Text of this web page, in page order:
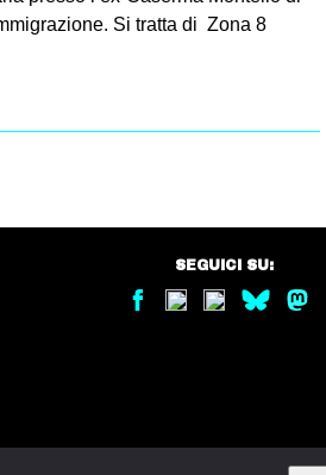
Si tratta di Zona 8
SEGUICI SU: